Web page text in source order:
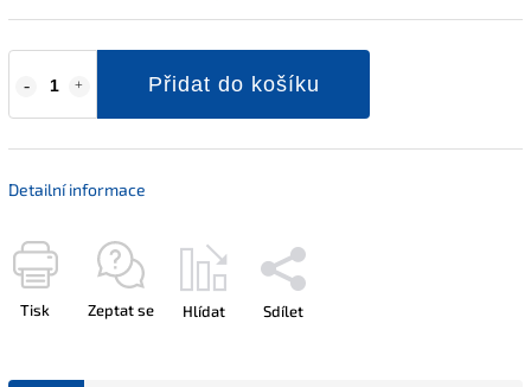
Přidat do košíku
Detailní informace
Tisk Zeptat se Hlídat Sdílet